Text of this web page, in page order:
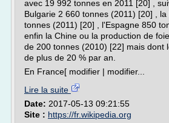
avec 19 992 tonnes en 2011 [20] ,
Bulgarie 2 660 tonnes (2011) [20] ,
tonnes (2011) [20] , l'Espagne 850
enfin la Chine ou la production de
de 200 tonnes (2010) [22] mais dont
de plus de 20 % par an.
En France[ modifier | modifier...
Lire la suite
Date: 2017-05-13 09:21:55
Site : https://fr.wikipedia.org